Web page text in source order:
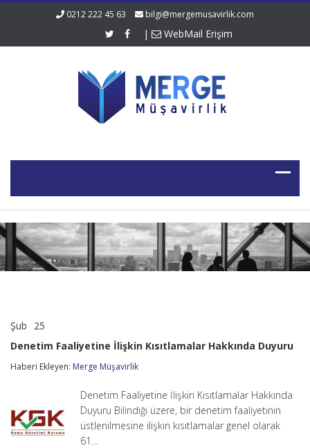
0212 222 45 63 bilgi@mergemusavirlik.com
| WebMail Erişim
Şub 25
İlişkin
Kısıtlamalar
Hakkında
Denetim Faaliyetine İlişkin Kısıtlamalar Hakkında Duyuru
Haberi Ekleyen: Merge Müşavirlik
Denetim Faaliyetine İlişkin Kısıtlamalar Hakkında
Duyuru Bilindiği üzere, bir denetim faaliyetinin
üstlenilmesine ilişkin kısıtlamalar genel olarak
61…